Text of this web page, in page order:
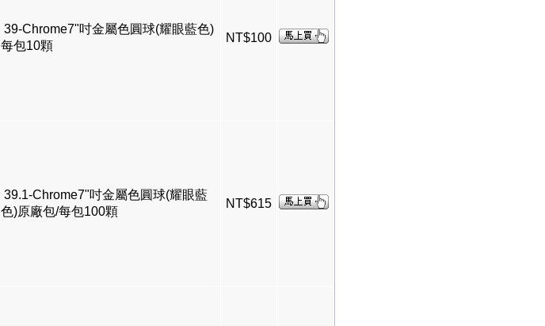
39-Chrome7"吋金屬色圓球(耀眼藍色)
每包10顆
NT$100
39.1-Chrome7"吋金屬色圓球(耀眼藍
色)原廠包/每包100顆
NT$615